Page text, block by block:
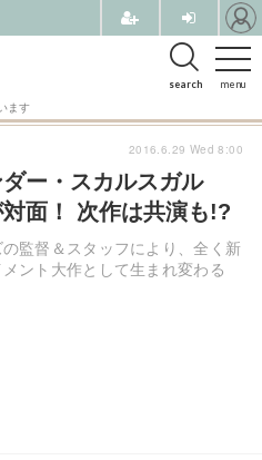
menu
search
ます
ー・スカルスガル
対面！ 次作は共演も!?
監督＆スタッフにより、全く新
ント大作として生まれ変わる
2016.6.29 Wed 8:00